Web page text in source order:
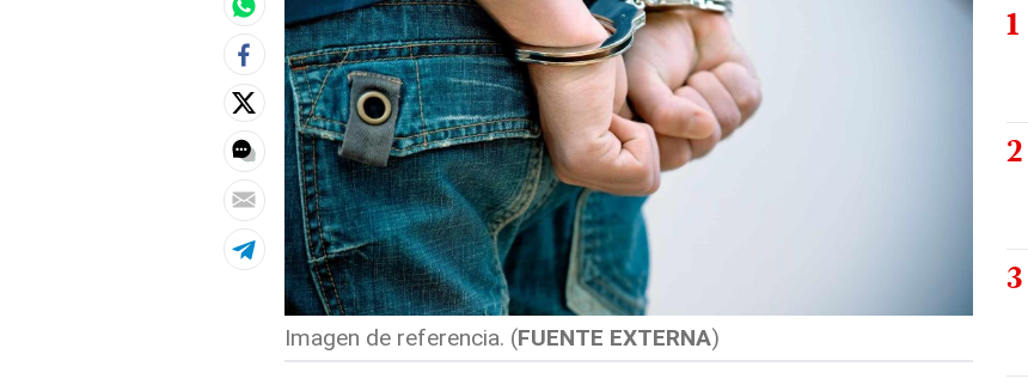
Imagen de referencia. (FUENTE EXTERNA)